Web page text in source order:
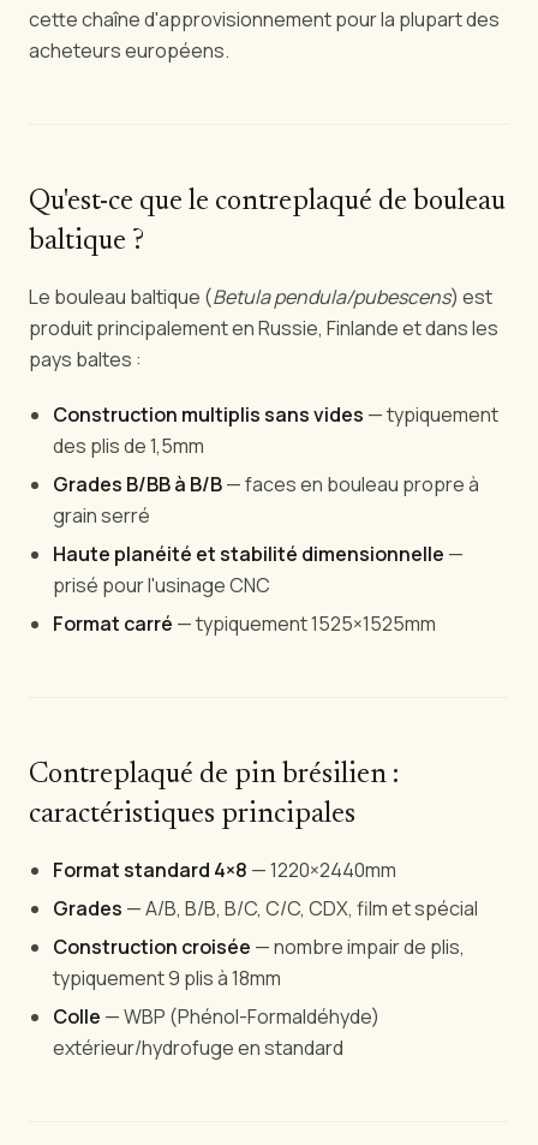
cette chaîne d'approvisionnement pour la plupart des
acheteurs européens.
Qu'est-ce que le contreplaqué de bouleau
baltique ?
Le bouleau baltique (Betula pendula/pubescens) est
produit principalement en Russie, Finlande et dans les
pays baltes :
Construction multiplis sans vides — typiquement
des plis de 1,5mm
Grades B/BB à B/B— faces en bouleau propre à
grain serré
Haute planéité et stabilité dimensionnelle —
prisé pour l'usinage CNC
Format carré — typiquement 1525×1525mm
Contreplaqué de pin brésilien :
caractéristiques principales
Format standard 4×8 — 1220×2440mm
Grades — A/B, B/B, B/C, C/C, CDX, film et spécial
Construction croisée — nombre impair de plis,
typiquement 9 plis à 18mm
Colle — WBP (Phénol-Formaldéhyde)
extérieur/hydrofuge en standard